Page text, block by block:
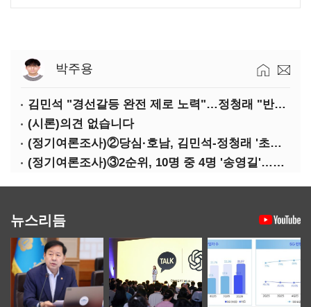
박주용
김민석 "경선갈등 완전 제로 노력"…정청래 "반명 공세 사과부터"
(시론)의견 없습니다
(정기여론조사)②당심·호남, 김민석-정청래 '초접전'
(정기여론조사)③2순위, 10명 중 4명 '송영길'…정청래 '한 자릿수'
뉴스리듬